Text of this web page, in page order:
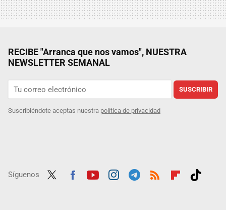
RECIBE "Arranca que nos vamos", NUESTRA
NEWSLETTER SEMANAL
SUSCRIBIR
Suscribiéndote aceptas nuestra política de privacidad
Síguenos